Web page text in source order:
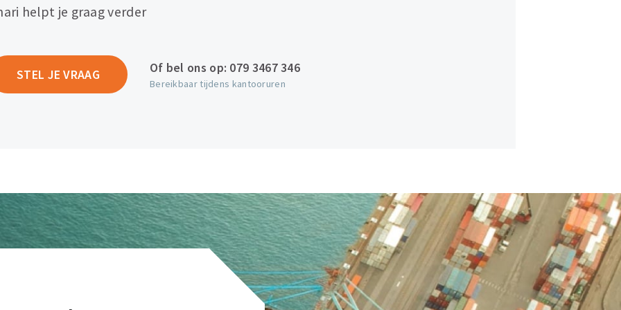
helpt je graag verder
STEL JE VRAAG Of bel ons op: 079 3467 346
Bereikbaar tijdens kantooruren